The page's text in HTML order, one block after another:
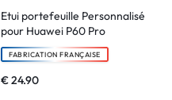
Etui portefeuille Personnalisé
pour Huawei P60 Pro
FABRICATION FRANÇAISE
€24.90